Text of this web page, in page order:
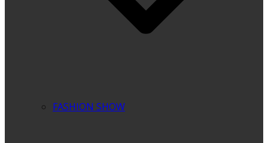
FASHION SHOW